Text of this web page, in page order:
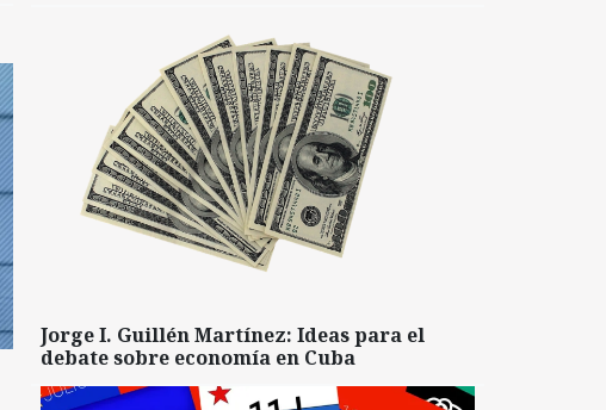
Jorge I. Guillén Martínez: Ideas para el
debate sobre economía en Cuba